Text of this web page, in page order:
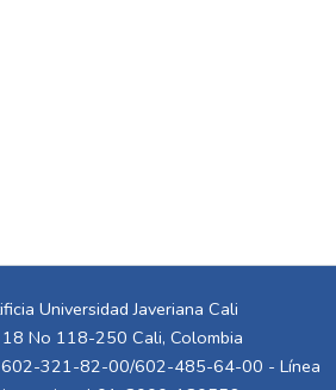
Universidad Javeriana Cali
No 118-250 Cali, Colombia
602-321-82-00/602-485-64-00 - Línea